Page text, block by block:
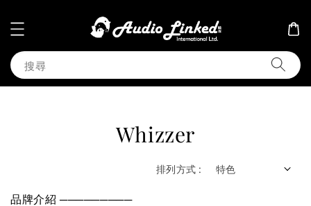
搜尋
Whizzer
排列方式 :
品牌介紹 ─────────